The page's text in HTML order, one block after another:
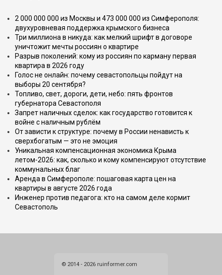
2 000 000 000 из Москвы и 473 000 000 из Симферополя:
двухуровневая поддержка крымского бизнеса
Три миллиона в никуда: как мелкий шрифт в договоре
уничтожит мечты россиян о квартире
Разрыв поколений: кому из россиян по карману первая
квартира в 2026 году
Голос не онлайн: почему севастопольцы пойдут на
выборы 20 сентября?
Топливо, свет, дороги, дети, небо: пять фронтов
губернатора Севастополя
Запрет наличных сделок: как государство готовится к
войне с наличным рублём
От зависти к структуре: почему в России ненависть к
сверхбогатым — это не эмоция
Уникальная компенсационная экономика Крыма
летом-2026: как, сколько и кому компенсируют отсутствие
коммунальных благ
Аренда в Симферополе: пошаговая карта цен на
квартиры в августе 2026 года
Инженер против педагога: кто на самом деле кормит
Севастополь
© 2014 - 2026 ruinformer.com